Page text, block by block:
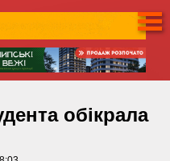
обікрала